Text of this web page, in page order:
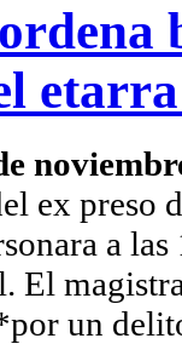
ex preso
a
El
un